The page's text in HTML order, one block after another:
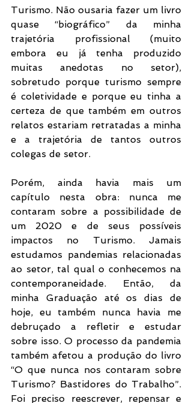
Turismo. Não ousaria fazer um livro
quase “biográfico” da minha
trajetória profissional (muito
embora eu já tenha produzido
muitas anedotas no setor),
sobretudo porque turismo sempre
é coletividade e porque eu tinha a
certeza de que também em outros
relatos estariam retratadas a minha
e a trajetória de tantos outros
colegas de setor.
Porém, ainda havia mais um
capítulo nesta obra: nunca me
contaram sobre a possibilidade de
um 2020 e de seus possíveis
impactos no Turismo. Jamais
estudamos pandemias relacionadas
ao setor, tal qual o conhecemos na
contemporaneidade. Então, da
minha Graduação até os dias de
hoje, eu também nunca havia me
debruçado a refletir e estudar
sobre isso. O processo da pandemia
também afetou a produção do livro
“O que nunca nos contaram sobre
Turismo? Bastidores do Trabalho”.
Foi preciso reescrever, repensar e